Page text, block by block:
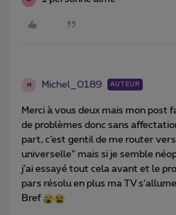
M Michel_0189 AUTEUR
Merci à vous deux mais mon post
de problèmes donc sans
part, c’est gentil de me router
universelle” mais si je semble
j’ai essayé tout cela avant et le
pars résolu en plus ma TV
Bref